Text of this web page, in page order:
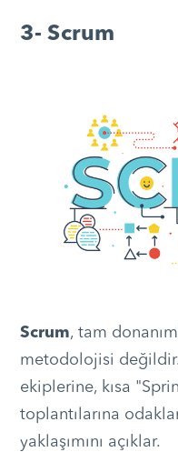
3- Scrum
Scrum, tam
metodolojisi
ekiplerine, kısa
toplantılarına
yaklaşımını açıklar.